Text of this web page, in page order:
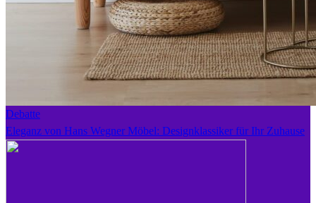
Debatte
Eleganz von Hans Wegner Möbel: Designklassiker für Ihr Zuhause